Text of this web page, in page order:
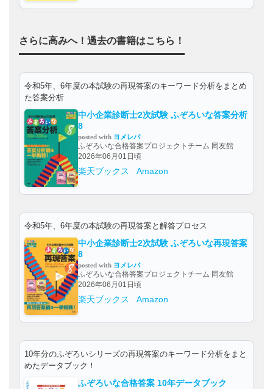
さらに高みへ！過去の書籍はこちら！
令和5年、6年度の本試験の再現答案のキーワード分析をまとめ
た答案分析
中小企業診断士2次試験 ふぞろいな答案分析
8
posted with ヨメレバ
ふぞろいな合格答案プロジェクトチーム 同友館
2026年06月01日頃
楽天ブックス Amazon
令和5年、6年度の本試験の再現答案と解答プロセス
中小企業診断士2次試験 ふぞろいな再現答案
8
posted with ヨメレバ
ふぞろいな合格答案プロジェクトチーム 同友館
2026年06月01日頃
楽天ブックス Amazon
10年分のふぞろいシリーズの再現答案のキーワード分析をまと
めたデータブック！
ふぞろいな合格答案 10年データブック